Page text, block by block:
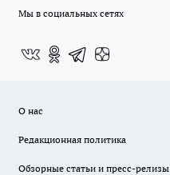
Мы в социальных сетях
О нас
Редакционная политика
Обзорные статьи и пресс-релизы